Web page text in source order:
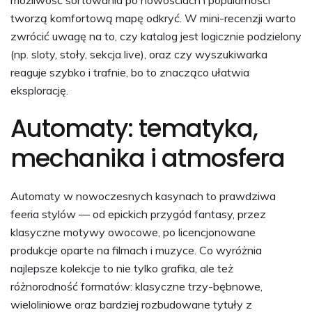
tworzą komfortową mapę odkryć. W mini-recenzji warto
zwrócić uwagę na to, czy katalog jest logicznie podzielony
(np. sloty, stoły, sekcja live), oraz czy wyszukiwarka
reaguje szybko i trafnie, bo to znacząco ułatwia
eksplorację.
Automaty: tematyka,
mechanika i atmosfera
Automaty w nowoczesnych kasynach to prawdziwa
feeria stylów — od epickich przygód fantasy, przez
klasyczne motywy owocowe, po licencjonowane
produkcje oparte na filmach i muzyce. Co wyróżnia
najlepsze kolekcje to nie tylko grafika, ale też
różnorodność formatów: klasyczne trzy-bębnowe,
wieloliniowe oraz bardziej rozbudowane tytuły z